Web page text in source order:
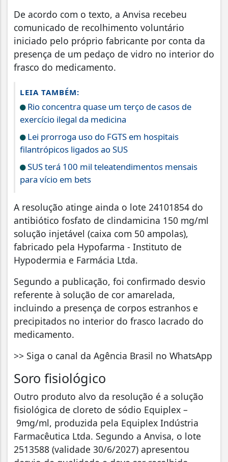
De acordo com o texto, a Anvisa recebeu
comunicado de recolhimento voluntário
iniciado pelo próprio fabricante por conta da
presença de um pedaço de vidro no interior do
frasco do medicamento.
LEIA TAMBÉM:
Rio concentra quase um terço de casos de
exercício ilegal da medicina
Lei prorroga uso do FGTS em hospitais
filantrópicos ligados ao SUS
SUS terá 100 mil teleatendimentos mensais
para vício em bets
A resolução atinge ainda o lote 24101854 do
antibiótico fosfato de clindamicina 150 mg/ml
solução injetável (caixa com 50 ampolas),
fabricado pela Hypofarma - Instituto de
Hypodermia e Farmácia Ltda.
Segundo a publicação, foi confirmado desvio
referente à solução de cor amarelada,
incluindo a presença de corpos estranhos e
precipitados no interior do frasco lacrado do
medicamento.
>> Siga o canal da Agência Brasil no WhatsApp
Soro fisiológico
Outro produto alvo da resolução é a solução
fisiológica de cloreto de sódio Equiplex –
9mg/ml, produzida pela Equiplex Indústria
Farmacêutica Ltda. Segundo a Anvisa, o lote
2513588 (validade 30/6/2027) apresentou